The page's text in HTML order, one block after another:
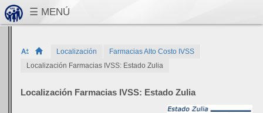
Localización
Farmacias Alto Costo IVSS
Localización Farmacias IVSS: Estado Zulia
Localización Farmacias IVSS: Estado Zulia